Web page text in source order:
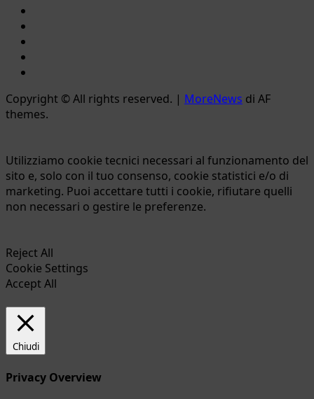
Naturale
Bracciano-
Copyright © All rights reserved. | MoreNews di AF
themes.
Utilizziamo cookie tecnici necessari al funzionamento del
sito e, solo con il tuo consenso, cookie statistici e/o di
marketing. Puoi accettare tutti i cookie, rifiutare quelli
non necessari o gestire le preferenze.
Reject All
Cookie Settings
Accept All
Chiudi
Privacy Overview